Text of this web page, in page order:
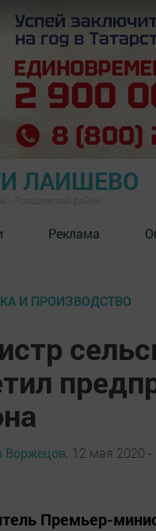
ЛАИШЕВО
Реклама
И ПРОИЗВОДСТВО
Воржецов, 12 мая 2020 -
Премьер-